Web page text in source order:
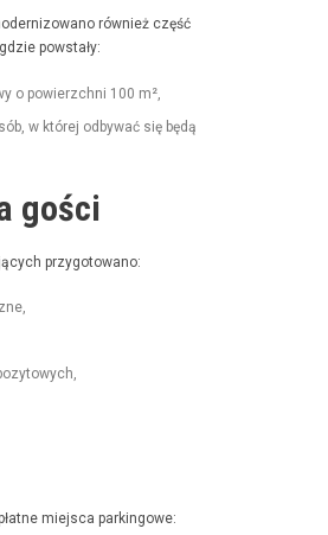
również część
powstały:
o powierzch­ni 100 m²,
w której odby­wać się będą
gości
przygotowano:
miejs­ca parkingowe: